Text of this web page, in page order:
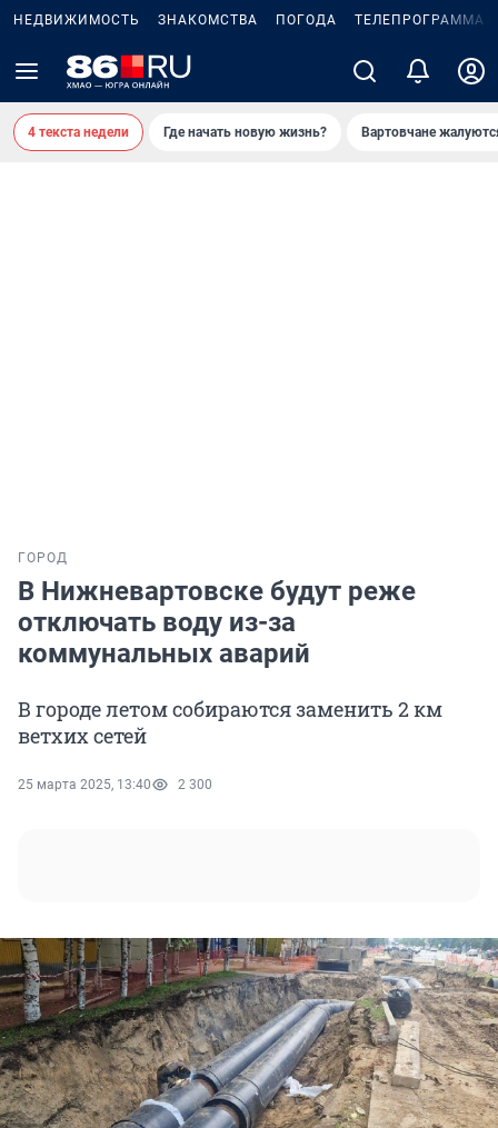
НЕДВИЖИМОСТЬ ЗНАКОМСТВА ПОГОДА ТЕЛЕПРОГРАММА
4 текста недели Где начать новую жизнь? Вартовчане
ГОРОД
В Нижневартовске будут реже
отключать воду из-за
коммунальных аварий
В городе летом собираются заменить 2 км
ветхих сетей
25 марта 2025, 13:40 2 300